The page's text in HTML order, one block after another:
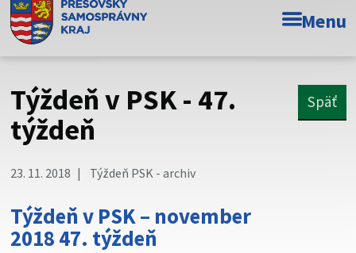
Doména psk.sk je oficiálna
Toto je oficiálna webová stránka Prešovského
psk.sk.
Táto stránka je zabezpečená
cez zabezpečenú webovú stránku. Zabezpečená stránka
vždy začína https:// pred názvom domény webového sídla.
Menu
Týždeň v PSK - 47.
týždeň
Späť
23. 11. 2018 Týždeň PSK - archiv
Týždeň v PSK – november
2018 47. týždeň